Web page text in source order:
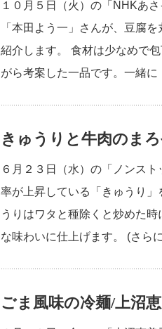
１０月５日（火）の「NHKあ
「本田よう一」さんが、豆腐
紹介します。 食材は少なめで
がら考案した一品です。一緒
きゅうりと牛肉のま
６月２３日（水）の「ノンス
率が上昇している「きゅうり
うりはワタと種除くと炒めた
な味わいに仕上げます。 (さら
ごま風味の冷麺/上沼